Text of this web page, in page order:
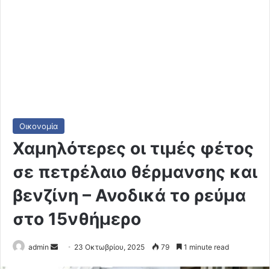
Οικονομία
Χαμηλότερες οι τιμές φέτος
σε πετρέλαιο θέρμανσης και
βενζίνη – Ανοδικά το ρεύμα
στο 15νθήμερο
admin
Send 23 Οκτωβρίου, 2025 79 1 minute read